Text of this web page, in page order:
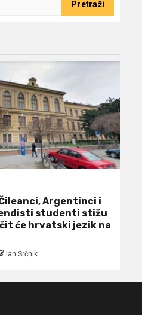
Argentinci i
studenti stižu
će hrvatski jezik na
Ian Srčnik